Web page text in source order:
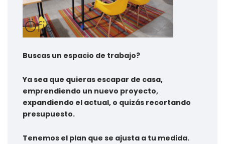
Buscas un espacio de trabajo?
Ya sea que quieras escapar de casa,
emprendiendo un nuevo proyecto,
expandiendo el actual, o quizás recortando
presupuesto.
Tenemos el plan que se ajusta a tu medida.